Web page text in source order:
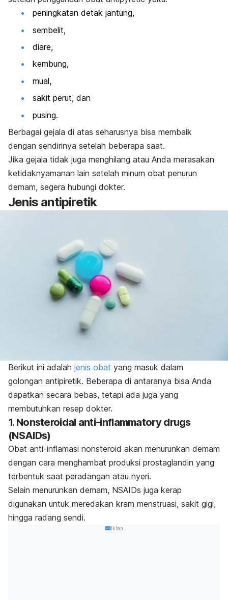
peningkatan detak jantung,
sembelit,
diare,
kembung,
mual,
sakit perut, dan
pusing.
Berbagai gejala di atas seharusnya bisa membaik
dengan sendirinya setelah beberapa saat.
Jika gejala tidak juga menghilang atau Anda merasakan
ketidaknyamanan lain setelah minum obat penurun
demam, segera hubungi dokter.
Jenis antipiretik
Berikut ini adalah jenis obat yang masuk dalam
golongan antipiretik. Beberapa di antaranya bisa Anda
dapatkan secara bebas, tetapi ada juga yang
membutuhkan resep dokter.
1. Nonsteroidal anti-inflammatory drugs
(NSAIDs)
Obat anti-inflamasi nonsteroid akan menurunkan demam
dengan cara menghambat produksi prostaglandin yang
terbentuk saat peradangan atau nyeri.
Selain menurunkan demam, NSAIDs juga kerap
digunakan untuk meredakan kram menstruasi, sakit gigi,
hingga radang sendi.
Iklan